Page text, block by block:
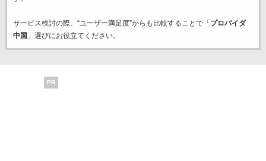
サービス検討の際、“ユーザー満足度”からも比較することで「 プロバイダ
中国 」選びにお役立てください。
PR